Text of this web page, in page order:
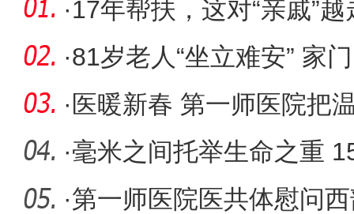
·17年帮扶，这对“亲戚”
·81岁老人“坐立难安” 家
险患者
· 医暖新春 第一师医院把
·毫米之间托举生命之重
子背后的
·第一师医院医共体慰问